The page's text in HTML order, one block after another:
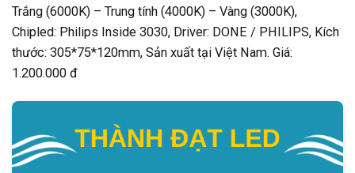
Trắng (6000K) – Trung tính (4000K) – Vàng (3000K),
Chipled: Philips Inside 3030, Driver: DONE / PHILIPS, Kích
thước: 305*75*120mm, Sản xuất tại Việt Nam. Giá:
1.200.000 đ